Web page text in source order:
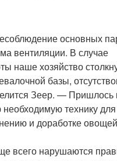
основных
вентиляции. В случае
наше хозяйство
базы,
Зеер. — Пришлось
технику для
и доработке
всего нарушаются